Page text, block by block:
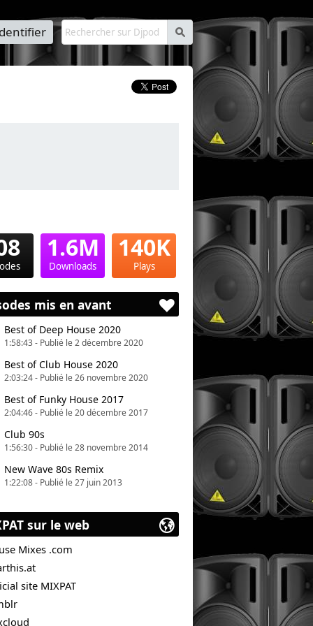
s
1.6M
Downloads
140K
Plays
mis en avant
Best of Deep House 2020
1:58:43 - Publié le 2 décembre 2020
Best of Club House 2020
2:03:24 - Publié le 26 novembre 2020
Best of Funky House 2017
2:04:46 - Publié le 20 décembre 2017
Club 90s
1:56:30 - Publié le 28 novembre 2014
New Wave 80s Remix
1:22:08 - Publié le 27 juin 2013
sur le web
Mixes .com
site MIXPAT